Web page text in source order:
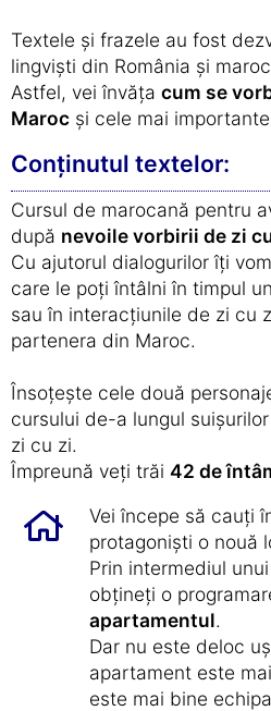
Textele și frazele au fost
lingviști din România și
Astfel, vei învăța cum se
Maroc și cele mai
Conținutul textelor:
Cursul de marocană pentru
după nevoile vorbirii de zi
Cu ajutorul dialogurilor îți
care le poți întâlni în timpul
sau în interacțiunile de zi cu
partenera din Maroc.
Însoțește cele două
cursului de-a lungul
zi cu zi.
Împreună veți trăi 42 de
Vei începe să cauți
protagoniști o nouă
Prin intermediul unui
obțineți o
apartamentul.
Dar nu este deloc
apartament este
este mai bine